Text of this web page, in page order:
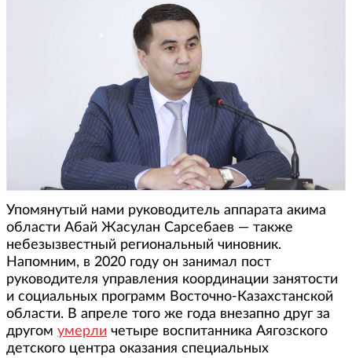
Упомянутый нами руководитель аппарата акима
области Абай Жасулан Сарсебаев — также
небезызвестный региональный чиновник.
Напомним, в 2020 году он занимал пост
руководителя управления координации занятости
и социальных программ Восточно-Казахстанской
области. В апреле того же года внезапно друг за
другом умерли четыре воспитанника Аягозского
детского центра оказания специальных